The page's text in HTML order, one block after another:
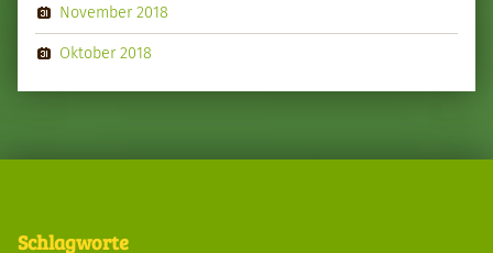
November 2018
Oktober 2018
Schlagworte